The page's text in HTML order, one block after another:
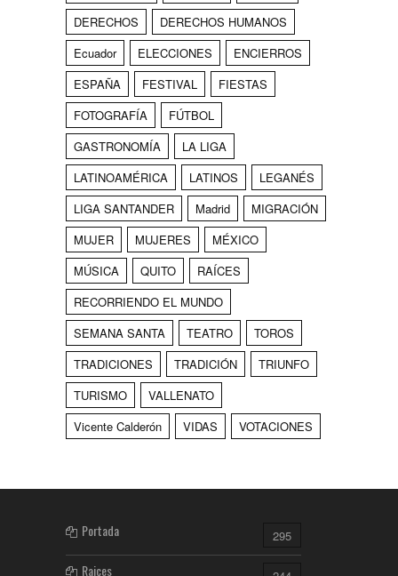
DERECHOS
DERECHOS HUMANOS
Ecuador
ELECCIONES
ENCIERROS
ESPAÑA
FESTIVAL
FIESTAS
FOTOGRAFÍA
FÚTBOL
GASTRONOMÍA
LA LIGA
LATINOAMÉRICA
LATINOS
LEGANÉS
LIGA SANTANDER
Madrid
MIGRACIÓN
MUJER
MUJERES
MÉXICO
MÚSICA
QUITO
RAÍCES
RECORRIENDO EL MUNDO
SEMANA SANTA
TEATRO
TOROS
TRADICIONES
TRADICIÓN
TRIUNFO
TURISMO
VALLENATO
Vicente Calderón
VIDAS VOTACIONES
Portada 295
Raices